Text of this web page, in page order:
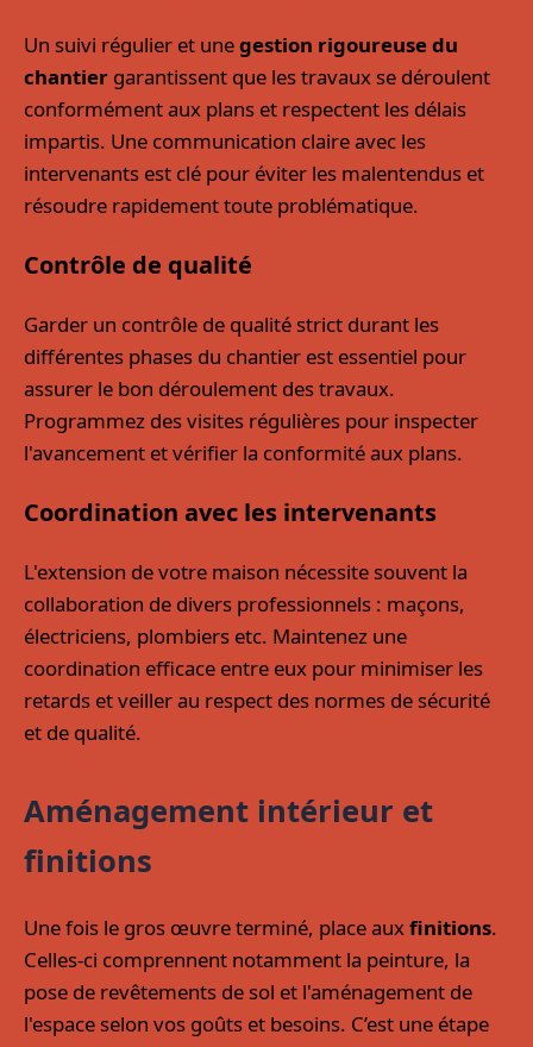
Un suivi régulier et unegestion rigoureuse du
chantier garantissent que les travaux se déroulent
conformément aux plans et respectent les délais
impartis. Une communication claire avec les
intervenants est clé pour éviter les malentendus et
résoudre rapidement toute problématique.
Contrôle de qualité
Garder un contrôle de qualité strict durant les
différentes phases du chantier est essentiel pour
assurer le bon déroulement des travaux.
Programmez des visites régulières pour inspecter
l'avancement et vérifier la conformité aux plans.
Coordination avec les intervenants
L'extension de votre maison nécessite souvent la
collaboration de divers professionnels : maçons,
électriciens, plombiers etc. Maintenez une
coordination efficace entre eux pour minimiser les
retards et veiller au respect des normes de sécurité
et de qualité.
Aménagement intérieur et
finitions
Une fois le gros œuvre terminé, place auxfinitions.
Celles-ci comprennent notamment la peinture, la
pose de revêtements de sol et l'aménagement de
l'espace selon vos goûts et besoins. C’est une étape